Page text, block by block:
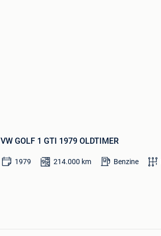
VW GOLF 1 GTI 1979 OLDTIMER
1979 214.000 km Benzine